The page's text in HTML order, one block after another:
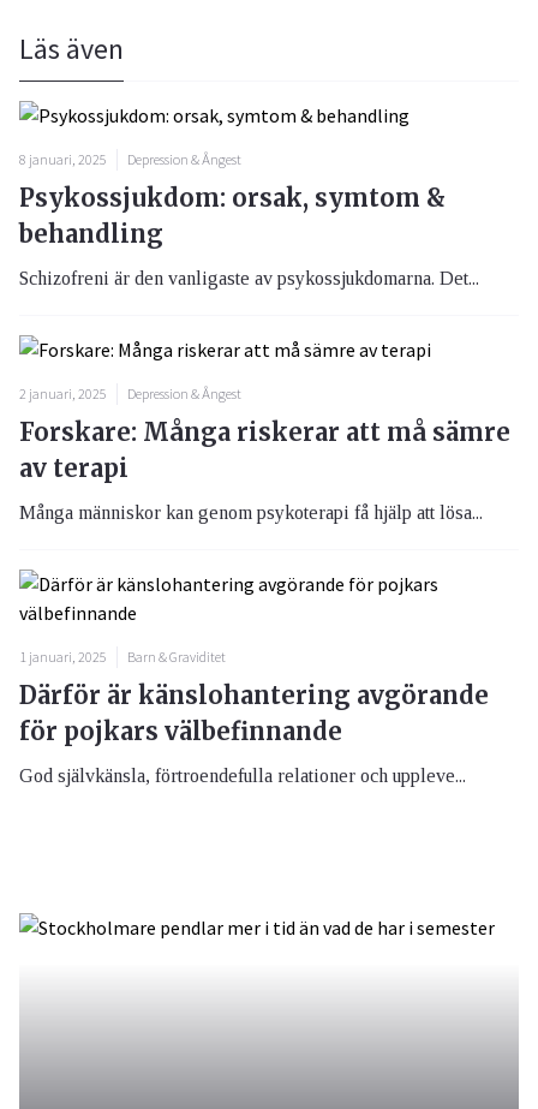
Läs även
8 januari, 2025 Depression & Ångest
Psykossjukdom: orsak, symtom &
behandling
Schizofreni är den vanligaste av psykossjukdomarna. Det...
2 januari, 2025 Depression & Ångest
Forskare: Många riskerar att må sämre
av terapi
Många människor kan genom psykoterapi få hjälp att lösa...
1 januari, 2025 Barn & Graviditet
Därför är känslohantering avgörande
för pojkars välbefinnande
God självkänsla, förtroendefulla relationer och uppleve...